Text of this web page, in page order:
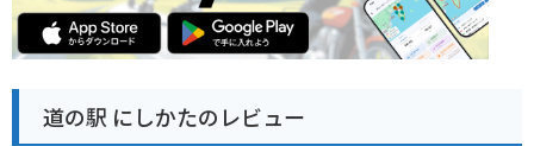
道の駅 にしかたのレビュー